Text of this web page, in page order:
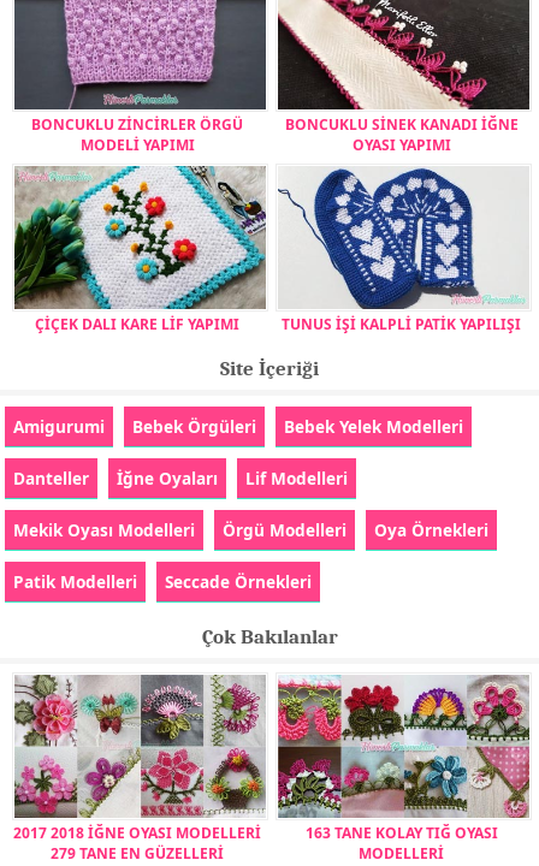
BONCUKLU ZİNCİRLER ÖRGÜ
MODELİ YAPIMI
BONCUKLU SİNEK KANADI İĞNE
OYASI YAPIMI
ÇİÇEK DALI KARE LİF YAPIMI TUNUS İŞİ KALPLİ PATİK YAPILIŞI
Site İçeriği
Amigurumi Bebek Örgüleri Bebek Yelek Modelleri
Danteller İğne Oyaları Lif Modelleri
Mekik Oyası Modelleri Örgü Modelleri Oya Örnekleri
Patik Modelleri Seccade Örnekleri
Çok Bakılanlar
2017 2018 İĞNE OYASI MODELLERİ
279 TANE EN GÜZELLERİ
163 TANE KOLAY TIĞ OYASI
MODELLERİ